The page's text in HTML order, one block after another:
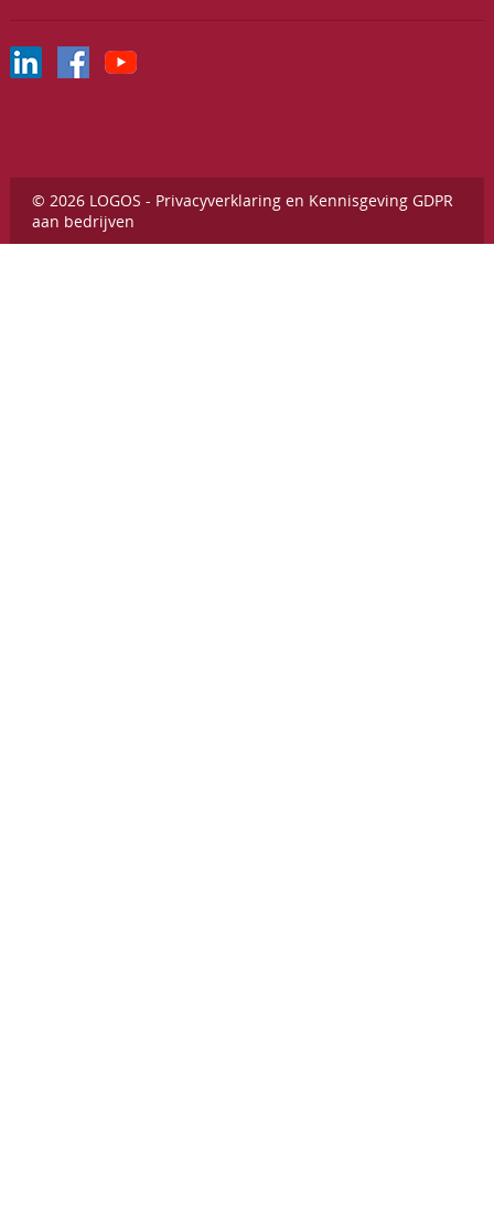
© 2026 LOGOS - Privacyverklaring en Kennisgeving GDPR
aan bedrijven